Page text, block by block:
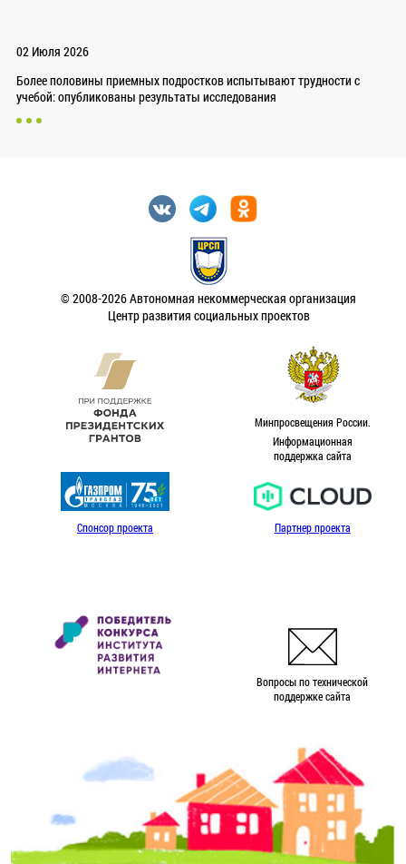
02 Июля 2026
Более половины приемных подростков испытывают трудности с
учебой: опубликованы результаты исследования
© 2008-2026 Автономная некоммерческая организация
Центр развития социальных проектов
Минпросвещения России.
Информационная
поддержка сайта
Спонсор проекта Партнер проекта
Вопросы по технической
поддержке сайта